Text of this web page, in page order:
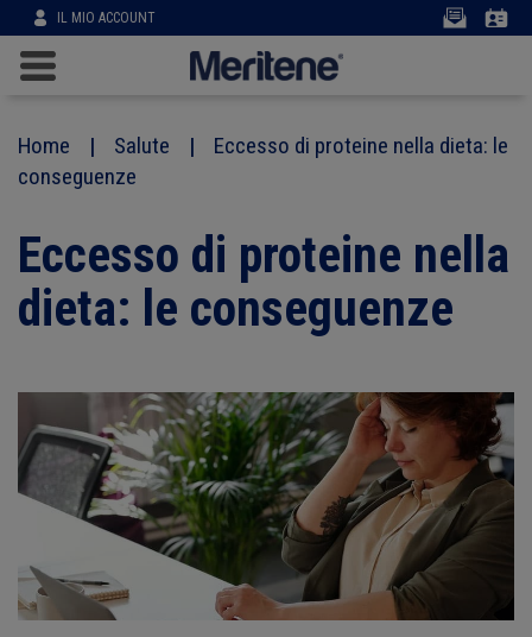
IL MIO ACCOUNT
User
account
contenuto
principale
Home Salute
Eccesso di proteine nella dieta: le
conseguenze
Eccesso di proteine nella
dieta: le conseguenze